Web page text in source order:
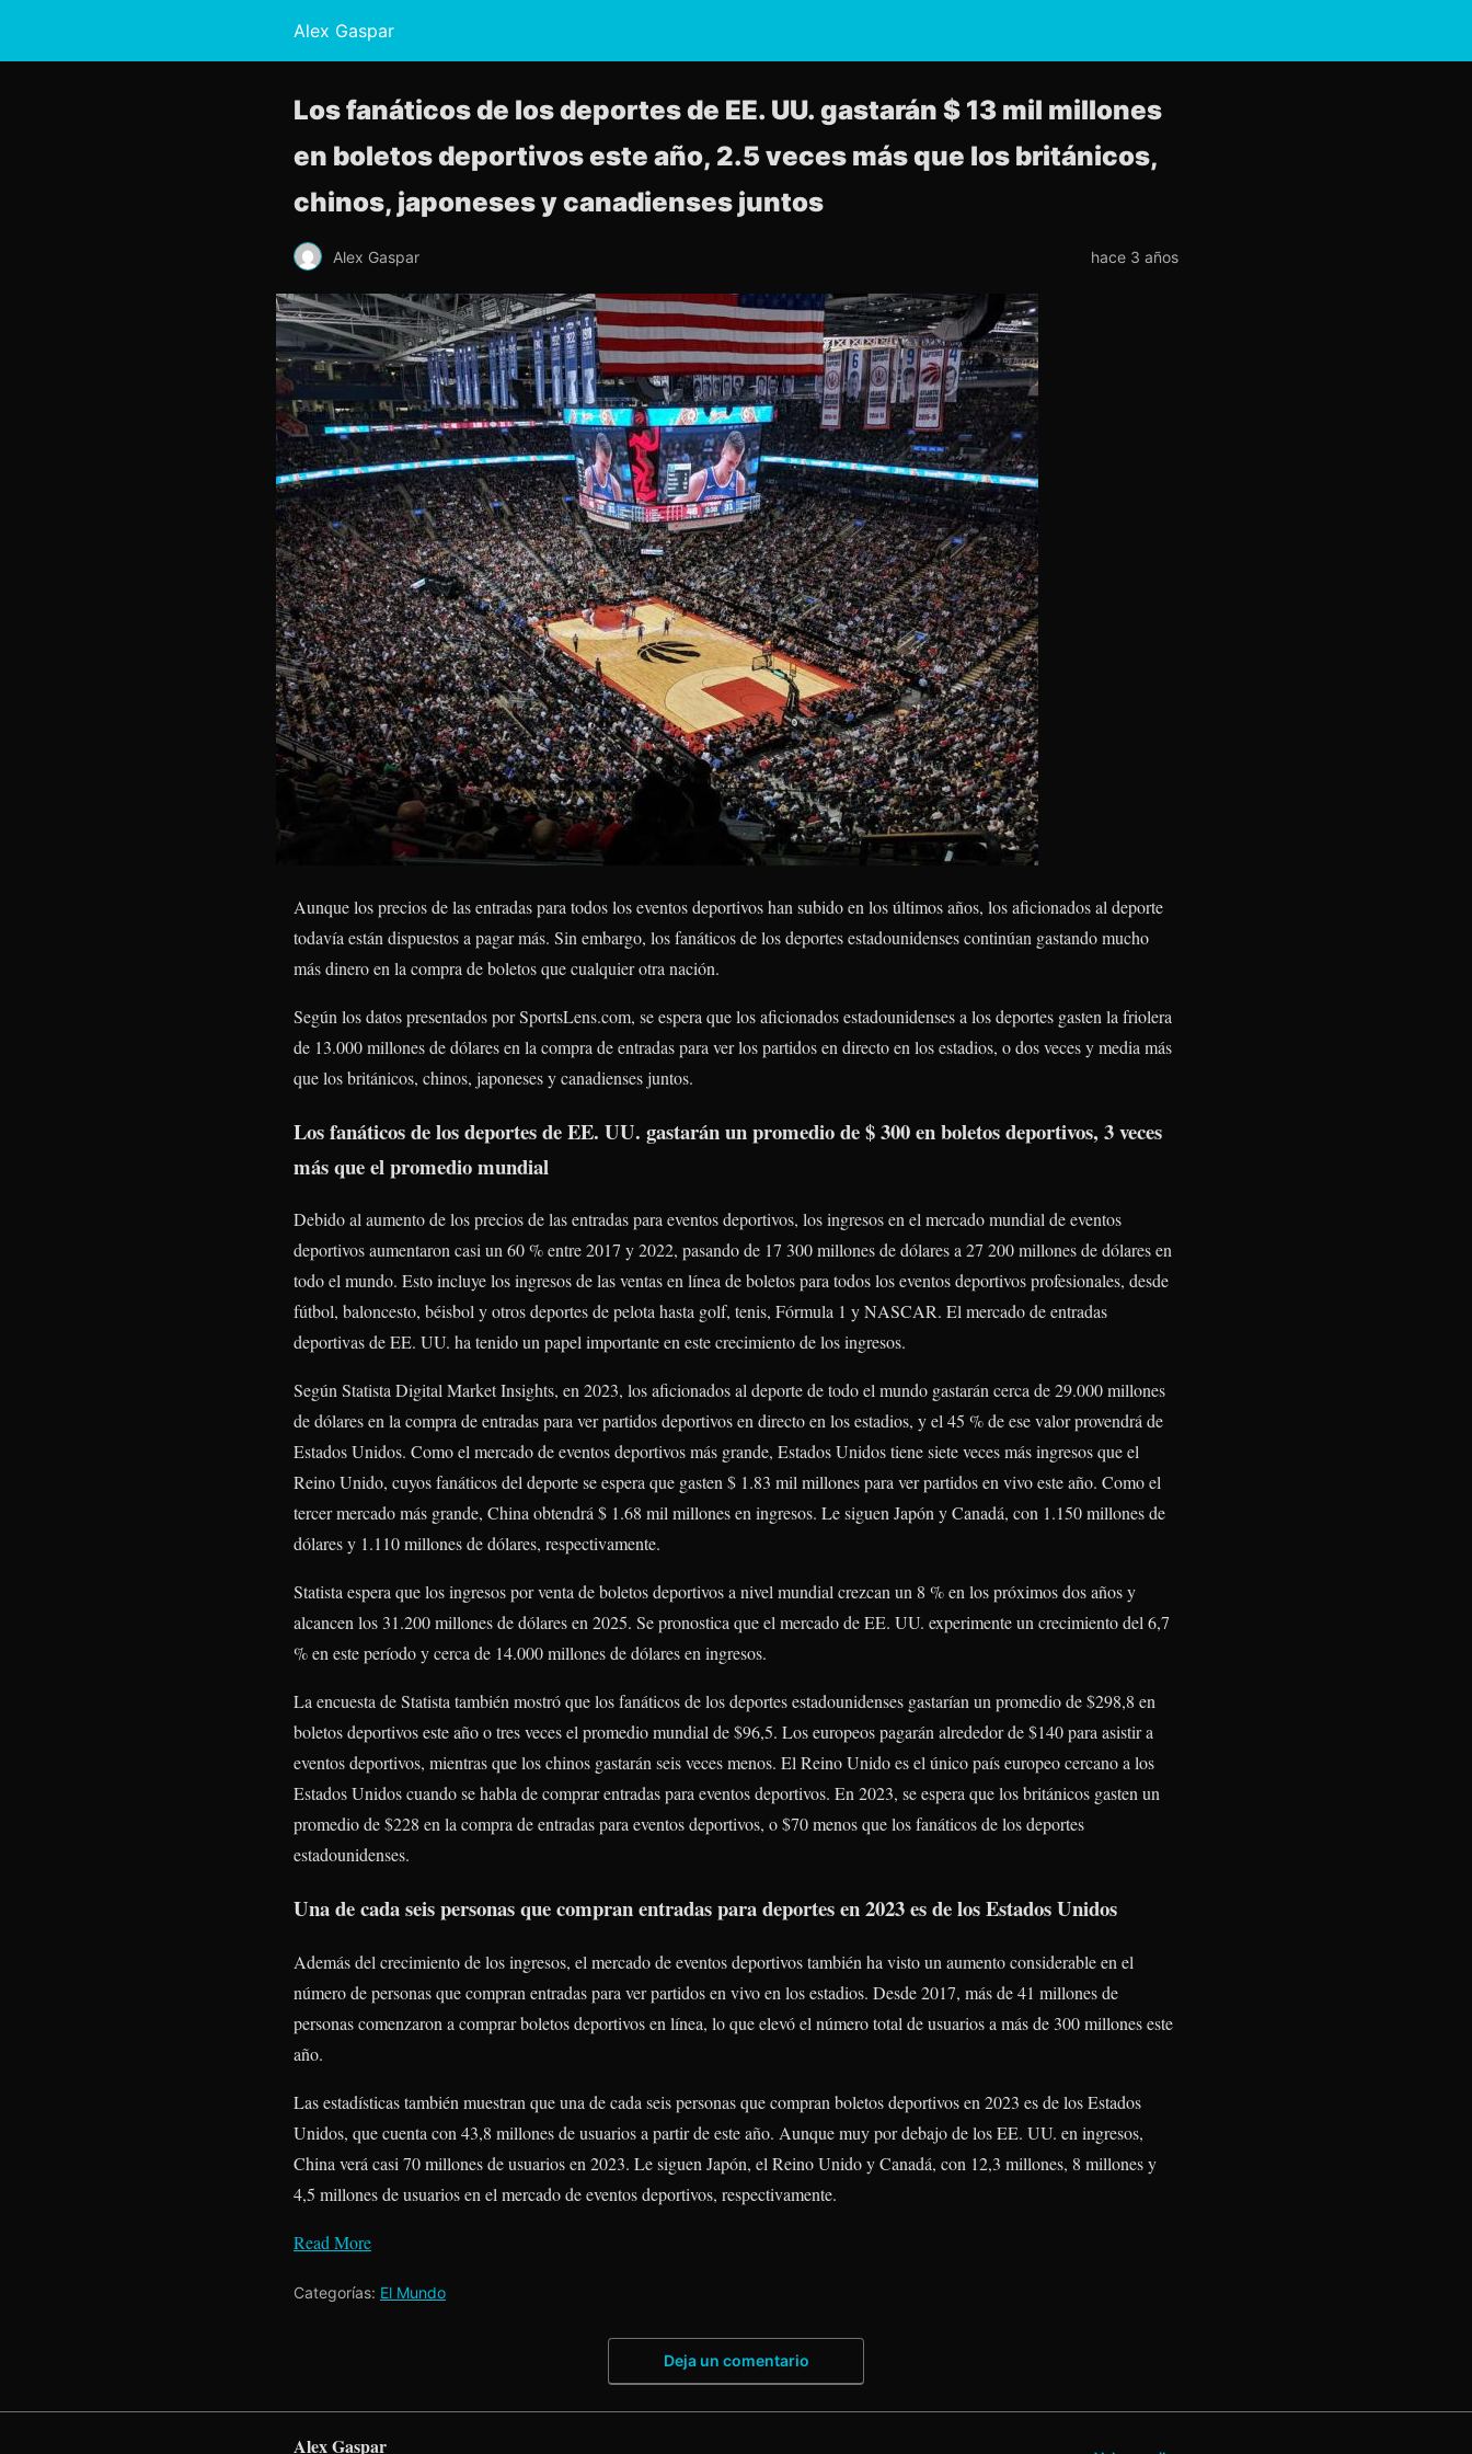
Alex Gaspar
Los fanáticos de los deportes de EE. UU. gastarán $ 13 mil millones
en boletos deportivos este año, 2.5 veces más que los británicos,
chinos, japoneses y canadienses juntos
Alex Gaspar hace 3 años
Aunque los precios de las entradas para todos los eventos deportivos han subido en los últimos años, los aficionados al deporte
todavía están dispuestos a pagar más. Sin embargo, los fanáticos de los deportes estadounidenses continúan gastando mucho
más dinero en la compra de boletos que cualquier otra nación.
Según los datos presentados por SportsLens.com, se espera que los aficionados estadounidenses a los deportes gasten la friolera
de 13.000 millones de dólares en la compra de entradas para ver los partidos en directo en los estadios, o dos veces y media más
que los británicos, chinos, japoneses y canadienses juntos.
Los fanáticos de los deportes de EE. UU. gastarán un promedio de $ 300 en boletos deportivos, 3 veces
más que el promedio mundial
Debido al aumento de los precios de las entradas para eventos deportivos, los ingresos en el mercado mundial de eventos
deportivos aumentaron casi un 60 % entre 2017 y 2022, pasando de 17 300 millones de dólares a 27 200 millones de dólares en
todo el mundo. Esto incluye los ingresos de las ventas en línea de boletos para todos los eventos deportivos profesionales, desde
fútbol, ​​baloncesto, béisbol y otros deportes de pelota hasta golf, tenis, Fórmula 1 y NASCAR. El mercado de entradas
deportivas de EE. UU. ha tenido un papel importante en este crecimiento de los ingresos.
Según Statista Digital Market Insights, en 2023, los aficionados al deporte de todo el mundo gastarán cerca de 29.000 millones
de dólares en la compra de entradas para ver partidos deportivos en directo en los estadios, y el 45 % de ese valor provendrá de
Estados Unidos. Como el mercado de eventos deportivos más grande, Estados Unidos tiene siete veces más ingresos que el
Reino Unido, cuyos fanáticos del deporte se espera que gasten $ 1.83 mil millones para ver partidos en vivo este año. Como el
tercer mercado más grande, China obtendrá $ 1.68 mil millones en ingresos. Le siguen Japón y Canadá, con 1.150 millones de
dólares y 1.110 millones de dólares, respectivamente.
Statista espera que los ingresos por venta de boletos deportivos a nivel mundial crezcan un 8 % en los próximos dos años y
alcancen los 31.200 millones de dólares en 2025. Se pronostica que el mercado de EE. UU. experimente un crecimiento del 6,7
% en este período y cerca de 14.000 millones de dólares en ingresos.
La encuesta de Statista también mostró que los fanáticos de los deportes estadounidenses gastarían un promedio de $298,8 en
boletos deportivos este año o tres veces el promedio mundial de $96,5. Los europeos pagarán alrededor de $140 para asistir a
eventos deportivos, mientras que los chinos gastarán seis veces menos. El Reino Unido es el único país europeo cercano a los
Estados Unidos cuando se habla de comprar entradas para eventos deportivos. En 2023, se espera que los británicos gasten un
promedio de $228 en la compra de entradas para eventos deportivos, o $70 menos que los fanáticos de los deportes
estadounidenses.
Una de cada seis personas que compran entradas para deportes en 2023 es de los Estados Unidos
Además del crecimiento de los ingresos, el mercado de eventos deportivos también ha visto un aumento considerable en el
número de personas que compran entradas para ver partidos en vivo en los estadios. Desde 2017, más de 41 millones de
personas comenzaron a comprar boletos deportivos en línea, lo que elevó el número total de usuarios a más de 300 millones este
año.
Las estadísticas también muestran que una de cada seis personas que compran boletos deportivos en 2023 es de los Estados
Unidos, que cuenta con 43,8 millones de usuarios a partir de este año. Aunque muy por debajo de los EE. UU. en ingresos,
China verá casi 70 millones de usuarios en 2023. Le siguen Japón, el Reino Unido y Canadá, con 12,3 millones, 8 millones y
4,5 millones de usuarios en el mercado de eventos deportivos, respectivamente.
Read More
Categorías: El Mundo
Deja un comentario
Alex Gaspar